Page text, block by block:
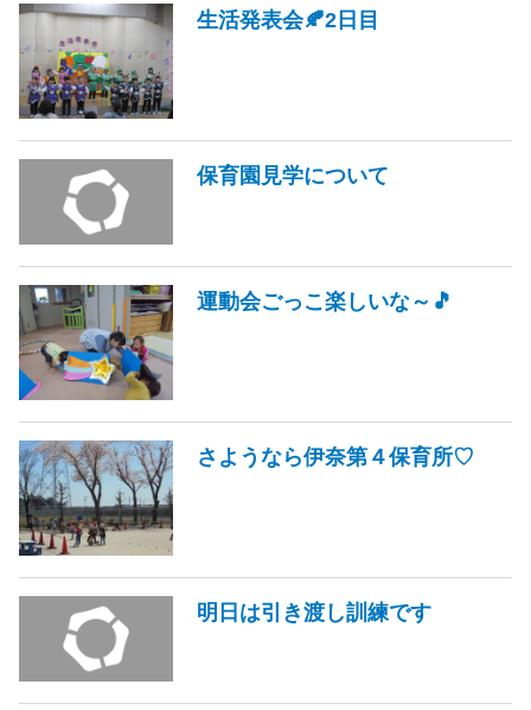
生活発表会🍂2日目
保育園見学について
運動会ごっこ楽しいな～🎵
さようなら伊奈第４保育所♡
明日は引き渡し訓練です